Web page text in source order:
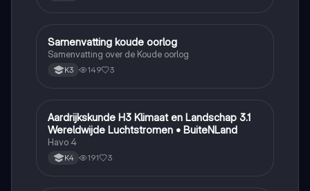
Geschiedenis
Samenvatting koude oorlog
Samenvatting over de Koude oorlog
K3 149 3
Aardrijkskunde
Aardrijkskunde H3 Klimaat en Landschap 3.1
Wereldwijde Luchtstromen • BuiteNLand
Havo 4
K4 191 3